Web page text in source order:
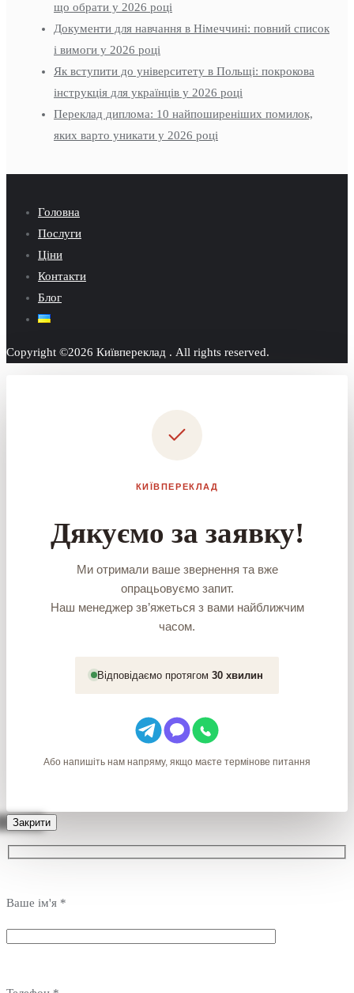
що обрати у 2026 році
Документи для навчання в Німеччині: повний список
і вимоги у 2026 році
Як вступити до університету в Польщі: покрокова
інструкція для українців у 2026 році
Переклад диплома: 10 найпоширеніших помилок,
яких варто уникати у 2026 році
Головна
Послуги
Ціни
Контакти
Блог
Copyright ©2026 Київпереклад . All rights reserved.
КИЇВПЕРЕКЛАД
Дякуємо за заявку!
Ми отримали ваше звернення та вже
опрацьовуємо запит.
Наш менеджер зв’яжеться з вами найближчим
часом.
Відповідаємо протягом 30 хвилин
Або напишіть нам напряму, якщо маєте термінове питання
Закрити
Ваше ім'я *